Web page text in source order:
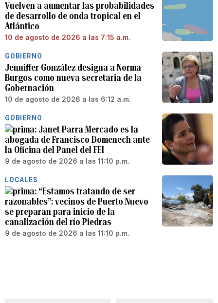
Vuelven a aumentar las probabilidades
de desarrollo de onda tropical en el
Atlántico
10 de agosto de 2026 a las 7:15 a.m.
GOBIERNO
Jenniffer González designa a Norma
Burgos como nueva secretaria de la
Gobernación
10 de agosto de 2026 a las 6:12 a.m.
GOBIERNO
Janet Parra Mercado es la
abogada de Francisco Domenech ante
la Oficina del Panel del FEI
9 de agosto de 2026 a las 11:10 p.m.
LOCALES
“Estamos tratando de ser
razonables”: vecinos de Puerto Nuevo
se preparan para inicio de la
canalización del río Piedras
9 de agosto de 2026 a las 11:10 p.m.